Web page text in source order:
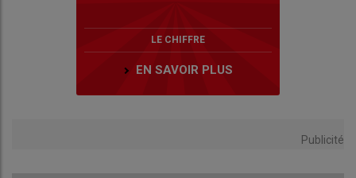
LE CHIFFRE
EN SAVOIR PLUS
Publicité